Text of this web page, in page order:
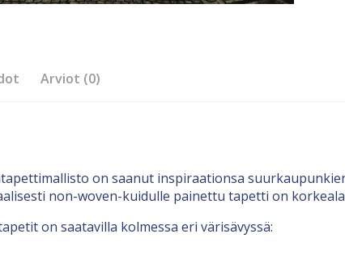
Arviot (0)
on saanut inspiraationsa
non-woven-kuidulle painettu tapetti on
on saatavilla kolmessa eri värisävyssä: